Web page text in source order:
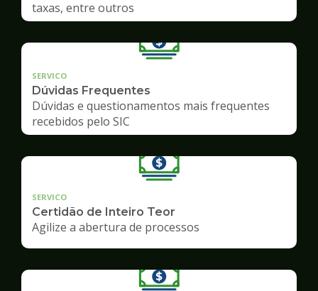
taxas, entre outros
SERVICO
Dúvidas Frequentes
Dúvidas e questionamentos mais frequentes
recebidos pelo SIC
SERVICO
Certidão de Inteiro Teor
Agilize a abertura de processos